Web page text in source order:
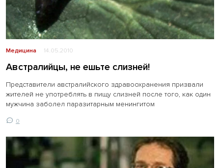
Медицина 14.05.2010
Австралийцы, не ешьте слизней!
Представители австралийского здравоохранения призвали
жителей не употреблять в пищу слизней после того, как один
мужчина заболел паразитарным менингитом
0